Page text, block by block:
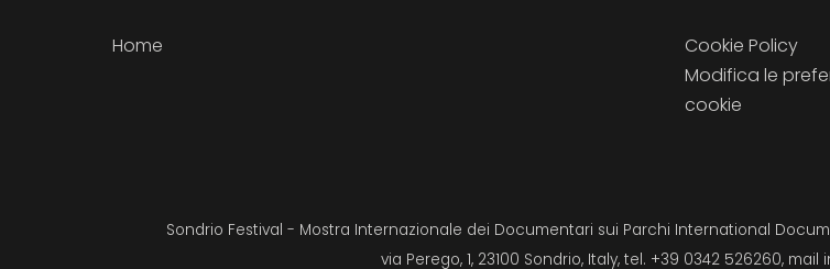
Home
Cookie Policy
Modifica le
cookie
Sondrio Festival - Mostra Internazionale dei Documentari sui Parchi International
via Perego, 1, 23100 Sondrio, Italy, tel. +39 0342 526260, mail